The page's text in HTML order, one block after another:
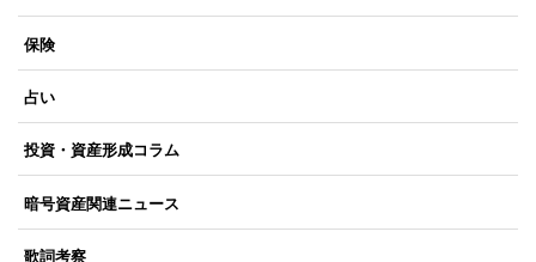
保険
占い
投資・資産形成コラム
暗号資産関連ニュース
歌詞考察